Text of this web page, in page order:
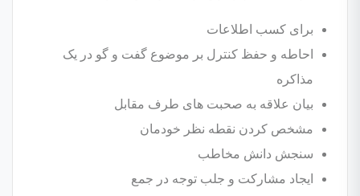
برای کسب اطلاعات
احاطه و حفظ کنترل بر موضوع گفت و گو در یک
مذاکره
بیان علاقه به صحبت های طرف مقابل
مشخص کردن نقطه نظر خودمان
سنجش دانش مخاطب
ایجاد مشارکت و جلب توجه در جمع